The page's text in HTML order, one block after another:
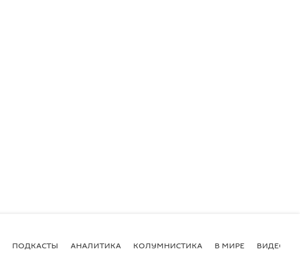
ПОДКАСТЫ АНАЛИТИКА КОЛУМНИСТИКА В МИРЕ ВИДЕО